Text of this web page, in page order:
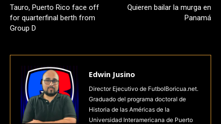
Tauro, Puerto Rico face off
for quarterfinal berth from
Group D
Quieren bailar la murga en
Panamá
Edwin Jusino
Director Ejecutivo de FutbolBoricua.net.
Graduado del programa doctoral de
Historia de las Américas de la
Universidad Interamericana de Puerto